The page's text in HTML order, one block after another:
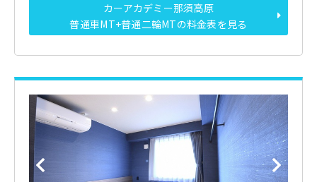
カーアカデミー那須高原
普通車MT+普通二輪MTの料金表を見る